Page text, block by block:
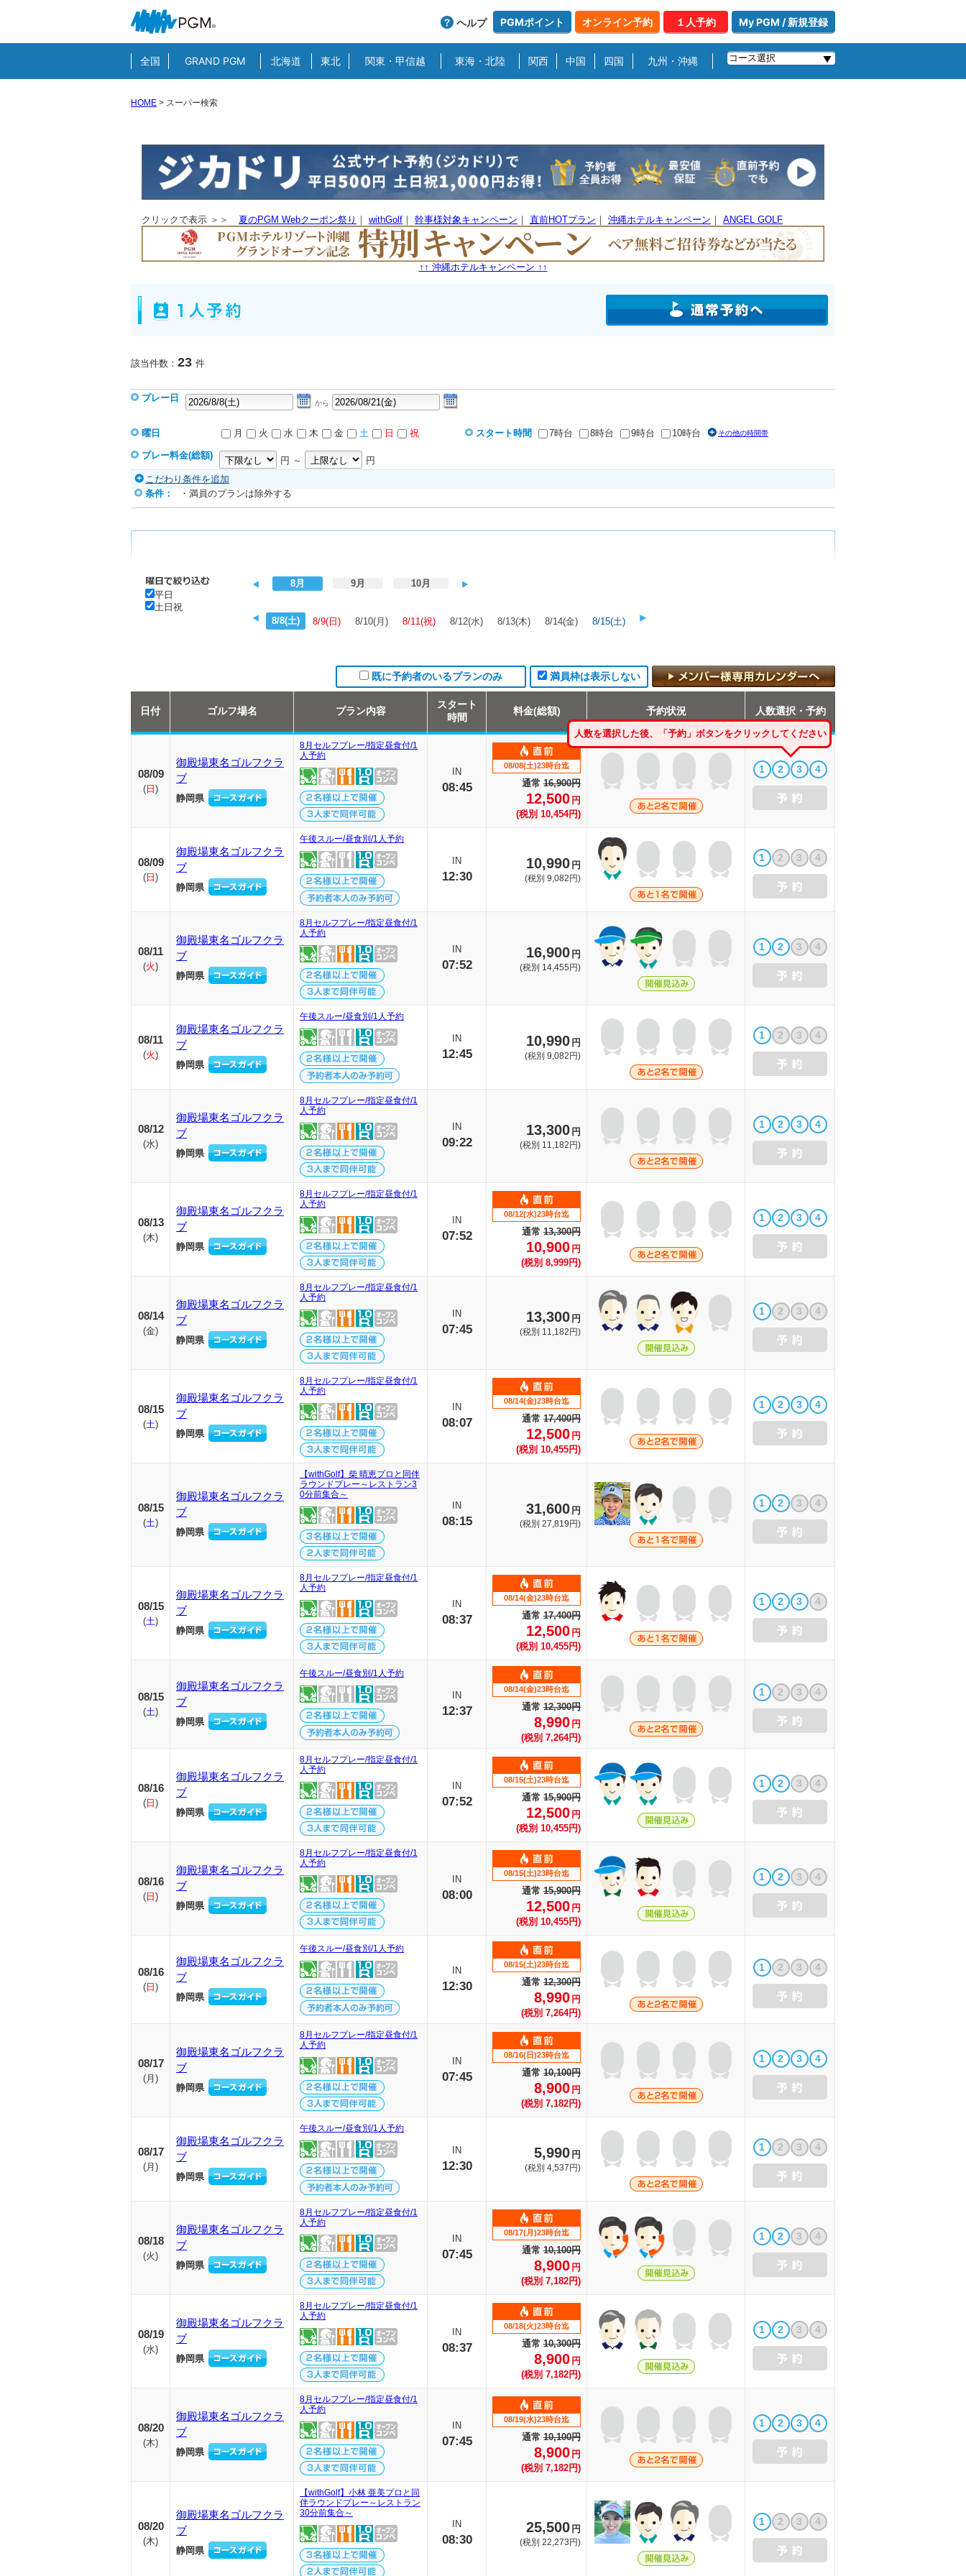
ヘルプ PGMポイント オンライン予約 １人予約 My PGM / 新規登録
全国 GRAND PGM 北海道 東北 関東・甲信越 東海・北陸 関西 中国 四国 九州・沖縄
HOME > スーパー検索
クリックで表示 ＞＞ 夏のPGM Webクーポン祭り ｜ withGolf ｜ 幹事様対象キャンペーン ｜ 直前HOTプラン ｜ 沖縄ホテルキャンペーン ｜ ANGEL GOLF
↑↑ 沖縄ホテルキャンペーン ↑↑
該当件数： 23 件
プレー日 から
曜日 月 火 水 木 金 土 日 祝 スタート時間 7時台 8時台 9時台 10時台 その他の時間帯
プレー料金(総額) 円 ～
円
こだわり条件を追加
条件：
・満員のプランは除外する
平日
土日祝
8月 9月 10月
8/8(土) 8/9(日) 8/10(月) 8/11(祝) 8/12(水) 8/13(木) 8/14(金) 8/15(土)
満員枠は表示しない
既に予約者のいるプランのみ
日付 ゴルフ場名 プラン内容
スタート
時間
料金(総額) 予約状況 人数選択・予約
08/09
( 日 )
御殿場東名ゴルフクラ
ブ
静岡県
8月セルフプレー/指定昼食付/1
人予約
IN
08:45
08/08(土)23時台迄
通常 16,900円
12,500円
(税別 10,454円)
1 2 3 4
08/09
( 日 )
御殿場東名ゴルフクラ
ブ
静岡県
午後スルー/昼食別/1人予約
IN
12:30
10,990円
(税別 9,082円)
1 2 3 4
08/11
(火)
御殿場東名ゴルフクラ
ブ
静岡県
8月セルフプレー/指定昼食付/1
人予約
IN
07:52
16,900円
(税別 14,455円)
1 2 3 4
08/11
(火)
御殿場東名ゴルフクラ
ブ
静岡県
午後スルー/昼食別/1人予約
IN
12:45
10,990円
(税別 9,082円)
1 2 3 4
08/12
(水)
御殿場東名ゴルフクラ
ブ
静岡県
8月セルフプレー/指定昼食付/1
人予約
IN
09:22
13,300円
(税別 11,182円)
1 2 3 4
08/13
(木)
御殿場東名ゴルフクラ
ブ
静岡県
8月セルフプレー/指定昼食付/1
人予約
IN
07:52
08/12(水)23時台迄
通常 13,300円
10,900円
(税別 8,999円)
1 2 3 4
08/14
(金)
御殿場東名ゴルフクラ
ブ
静岡県
8月セルフプレー/指定昼食付/1
人予約
IN
07:45
13,300円
(税別 11,182円)
1 2 3 4
08/15
(土)
御殿場東名ゴルフクラ
ブ
静岡県
8月セルフプレー/指定昼食付/1
人予約
IN
08:07
08/14(金)23時台迄
通常 17,400円
12,500円
(税別 10,455円)
1 2 3 4
08/15
(土)
御殿場東名ゴルフクラ
ブ
静岡県
【withGolf】柴 晴恵プロと同伴
ラウンドプレー～レストラン3
0分前集合～
IN
08:15
31,600円
(税別 27,819円)
1 2 3 4
08/15
(土)
御殿場東名ゴルフクラ
ブ
静岡県
8月セルフプレー/指定昼食付/1
人予約
IN
08:37
08/14(金)23時台迄
通常 17,400円
12,500円
(税別 10,455円)
1 2 3 4
08/15
(土)
御殿場東名ゴルフクラ
ブ
静岡県
午後スルー/昼食別/1人予約
IN
12:37
08/14(金)23時台迄
通常 12,300円
8,990円
(税別 7,264円)
1 2 3 4
08/16
( 日 )
御殿場東名ゴルフクラ
ブ
静岡県
8月セルフプレー/指定昼食付/1
人予約
IN
07:52
08/15(土)23時台迄
通常 15,900円
12,500円
(税別 10,455円)
1 2 3 4
08/16
( 日 )
御殿場東名ゴルフクラ
ブ
静岡県
8月セルフプレー/指定昼食付/1
人予約
IN
08:00
08/15(土)23時台迄
通常 15,900円
12,500円
(税別 10,455円)
1 2 3 4
08/16
( 日 )
御殿場東名ゴルフクラ
ブ
静岡県
午後スルー/昼食別/1人予約
IN
12:30
08/15(土)23時台迄
通常 12,300円
8,990円
(税別 7,264円)
1 2 3 4
08/17
(月 )
御殿場東名ゴルフクラ
ブ
静岡県
8月セルフプレー/指定昼食付/1
人予約
IN
07:45
08/16(日)23時台迄
通常 10,100円
8,900円
(税別 7,182円)
1 2 3 4
08/17
(月 )
御殿場東名ゴルフクラ
ブ
静岡県
午後スルー/昼食別/1人予約
IN
12:30
5,990円
(税別 4,537円)
1 2 3 4
08/18
(火)
御殿場東名ゴルフクラ
ブ
静岡県
8月セルフプレー/指定昼食付/1
人予約
IN
07:45
08/17(月)23時台迄
通常 10,100円
8,900円
(税別 7,182円)
1 2 3 4
08/19
(水)
御殿場東名ゴルフクラ
ブ
静岡県
8月セルフプレー/指定昼食付/1
人予約
IN
08:37
08/18(火)23時台迄
通常 10,300円
8,900円
(税別 7,182円)
1 2 3 4
08/20
(木)
御殿場東名ゴルフクラ
ブ
静岡県
8月セルフプレー/指定昼食付/1
人予約
IN
07:45
08/19(水)23時台迄
通常 10,100円
8,900円
(税別 7,182円)
1 2 3 4
08/20
(木)
御殿場東名ゴルフクラ
ブ
静岡県
【withGolf】小林 亜美プロと同
伴ラウンドプレー～レストラン
30分前集合～
IN
08:30
25,500円
(税別 22,273円)
1 2 3 4
人数を選択した後、「予約」ボタンをクリックしてください